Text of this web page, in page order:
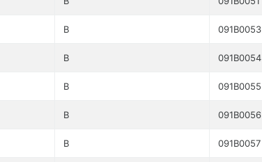
B 091B0053
B 091B0054
B 091B0055
B 091B0056
B 091B0057